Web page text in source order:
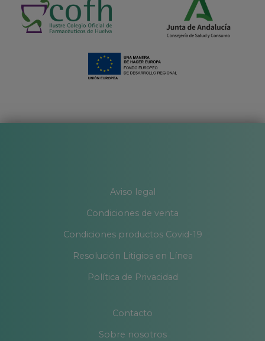
Aviso legal
Condiciones de venta
Condiciones productos Covid-19
Resolución Litigios en Línea
Política de Privacidad
Contacto
Sobre nosotros